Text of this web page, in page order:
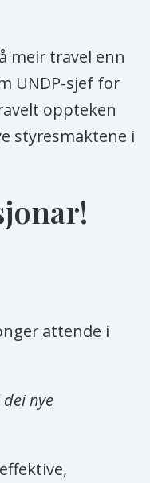
meir travel enn
UNDP-sjef for
oppteken
styresmaktene i
attende i
nye